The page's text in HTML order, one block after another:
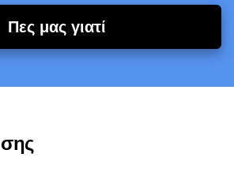
Πες μας γιατί